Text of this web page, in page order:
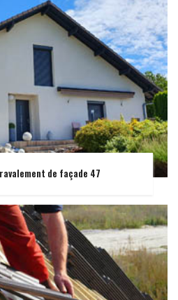
de façade 47